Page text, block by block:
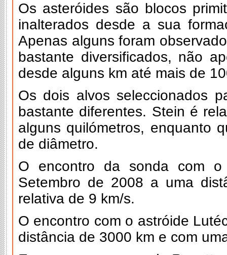
Os asteróides são blocos
inalterados desde a sua
Apenas alguns foram
bastante diversificados, não
desde alguns km até mais de
Os dois alvos seleccionados
bastante diferentes. Stein é
alguns quilómetros, enquanto
de diâmetro.
O encontro da sonda com
Setembro de 2008 a uma
relativa de 9 km/s.
O encontro com o astróide
distância de 3000 km e com